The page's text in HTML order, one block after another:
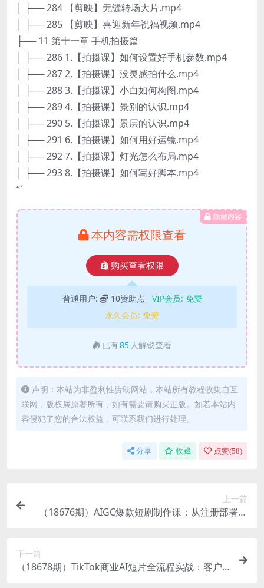
│ ├── 284 【剪映】无缝转场大片.mp4
│ ├── 285 【剪映】喜迎新年祝福视频.mp4
├── 11 第十一章 手机拍摄篇
│ ├── 286 1.【拍摄课】如何设置好手机参数.mp4
│ ├── 287 2.【拍摄课】没灵感拍什么.mp4
│ ├── 288 3.【拍摄课】小白如何构图.mp4
│ ├── 289 4.【拍摄课】景别的认识.mp4
│ ├── 290 5.【拍摄课】景层的认识.mp4
│ ├── 291 6.【拍摄课】如何用好运镜.mp4
│ ├── 292 7.【拍摄课】灯光怎么布局.mp4
│ ├── 293 8.【拍摄课】如何写好脚本.mp4
“`
隐藏内容
本内容需权限查看
购买查看权限
普通用户: 10赞助点 VIP会员: 免费
永久会员: 免费
已有85 人解锁查看
声明：本站为非盈利性赞助网站，本站所有教程收集自互
联网，版权属原著所有，如有需要请购买正版。如若本站内
容侵犯了您的合法权益，可联系我们进行处理。
分享 收藏 点赞(58)
上一篇
（18676期）AIGC爆款短剧制作课：从注册部署到
下一篇
（18678期）TikTok商业AI短片全流程实战：客户